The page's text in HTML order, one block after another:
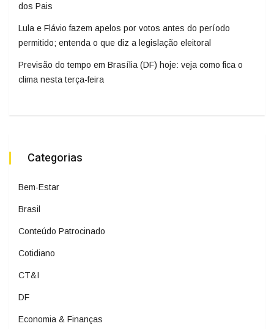
dos Pais
Lula e Flávio fazem apelos por votos antes do período
permitido; entenda o que diz a legislação eleitoral
Previsão do tempo em Brasília (DF) hoje: veja como fica o
clima nesta terça-feira
Categorias
Bem-Estar
Brasil
Conteúdo Patrocinado
Cotidiano
CT&I
DF
Economia & Finanças